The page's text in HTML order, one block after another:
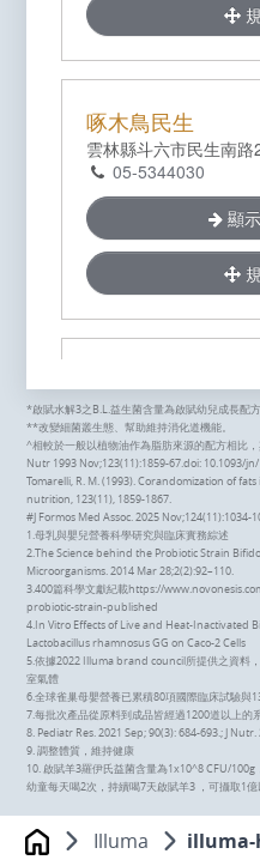
啄木鳥民生
雲林縣斗六市民生南路
05-5344030
顯
雲林縣斗六市成功路
05-5336233
顯
大樹斗六民生
雲林縣斗六市民生南路
05-5336550
顯
*啟賦水解3之B.L.益生菌含量為啟賦幼兒成長配方
**改變細菌叢生態、幫助維持消化道機能。
^相較於一般以植物油作為脂肪來源的配方相比
Nutr 1993 Nov;123(11):1859-67.doi: 10.1093/jn/
Tomarelli, R. M. (1993). Corandomization of
nutrition, 123(11), 1859-1867.
#J Formos Med Assoc. 2025 Nov;124(11):1034-
1.母乳與嬰兒營養科學研究與臨床實務綜述
2.The Science behind the Probiotic Strain
Microorganisms. 2014 Mar 28;2(2):92–110.
3.400篇科學文獻紀載https://
probiotic-strain-published
4.In Vitro Effects of Live and Heat-Inactivated
Lactobacillus rhamnosus GG on Caco-2 Cells
5.依據2022 Illuma brand council所提供之資料
室氣體
6.全球雀巢母嬰營養已累積80項國際臨床試驗與
7.每批次產品從原料到成品皆經過1200道以上的
8. Pediatr Res. 2021 Sep; 90(3): 684-693.; J
9. 調整體質，維持健康
10. 啟賦羊3羅伊氏益菌含量為1x10^8 CFU/
幼童每天喝2次，持續喝7天啟賦羊3 ，可攝取1億
Home Illuma illuma-